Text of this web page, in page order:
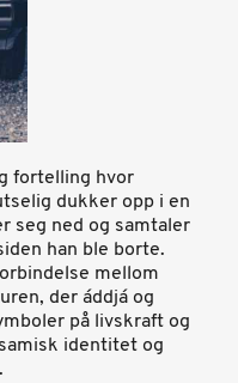
fortelling hvor
dukker opp i en
seg ned og samtaler
han ble borte.
mellom
der áddjá og
på livskraft og
identitet og